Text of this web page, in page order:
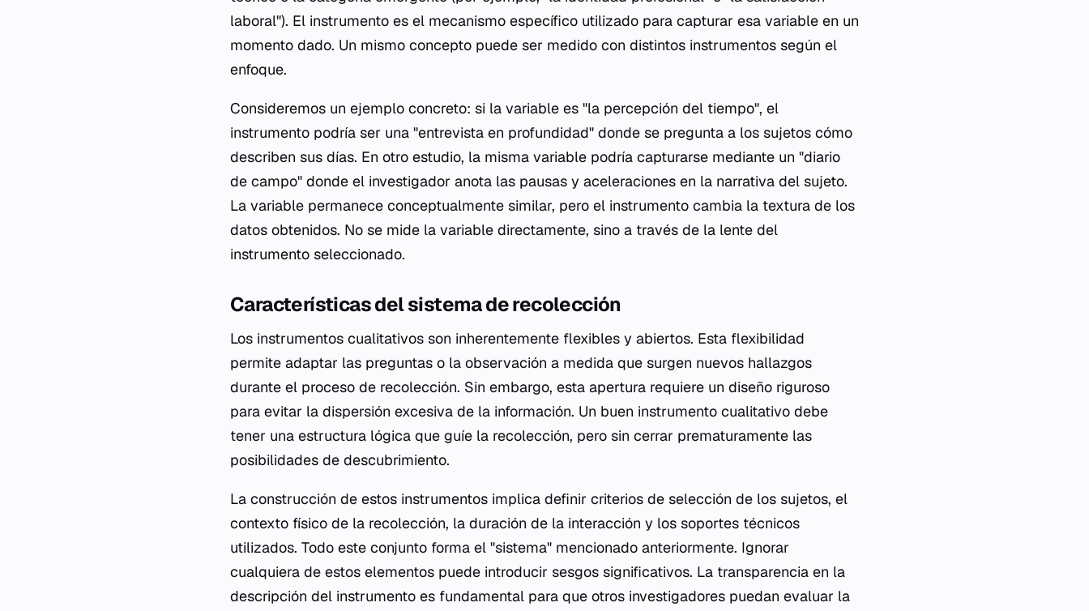
laboral"). El instrumento es el mecanismo específico utilizado para capturar esa variable en un
momento dado. Un mismo concepto puede ser medido con distintos instrumentos según el
enfoque.
Consideremos un ejemplo concreto: si la variable es "la percepción del tiempo", el
instrumento podría ser una "entrevista en profundidad" donde se pregunta a los sujetos cómo
describen sus días. En otro estudio, la misma variable podría capturarse mediante un "diario
de campo" donde el investigador anota las pausas y aceleraciones en la narrativa del sujeto.
La variable permanece conceptualmente similar, pero el instrumento cambia la textura de los
datos obtenidos. No se mide la variable directamente, sino a través de la lente del
instrumento seleccionado.
Características del sistema de recolección
Los instrumentos cualitativos son inherentemente flexibles y abiertos. Esta flexibilidad
permite adaptar las preguntas o la observación a medida que surgen nuevos hallazgos
durante el proceso de recolección. Sin embargo, esta apertura requiere un diseño riguroso
para evitar la dispersión excesiva de la información. Un buen instrumento cualitativo debe
tener una estructura lógica que guíe la recolección, pero sin cerrar prematuramente las
posibilidades de descubrimiento.
La construcción de estos instrumentos implica definir criterios de selección de los sujetos, el
contexto físico de la recolección, la duración de la interacción y los soportes técnicos
utilizados. Todo este conjunto forma el "sistema" mencionado anteriormente. Ignorar
cualquiera de estos elementos puede introducir sesgos significativos. La transparencia en la
descripción del instrumento es fundamental para que otros investigadores puedan evaluar la